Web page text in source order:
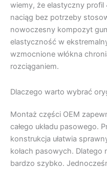
wiemy, że elastyczny profil
naciąg bez potrzeby
nowoczesny kompozyt
elastyczność w
wzmocnione włókna
rozciąganiem.
Dlaczego warto wybrać
Montaż części OEM
całego układu pasowego.
konstrukcja ułatwia
kołach pasowych.
bardzo szybko.